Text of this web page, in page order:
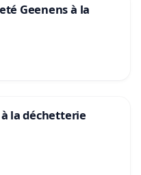
Geenens à la
à la déchetterie